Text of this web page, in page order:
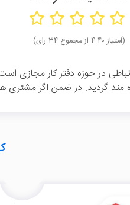
(امتیاز ۴.۴۰ از مجموع ۳۴ رای)
در حوزه دفتر کار مجازی
گردید. در ضمن اگر مشتری